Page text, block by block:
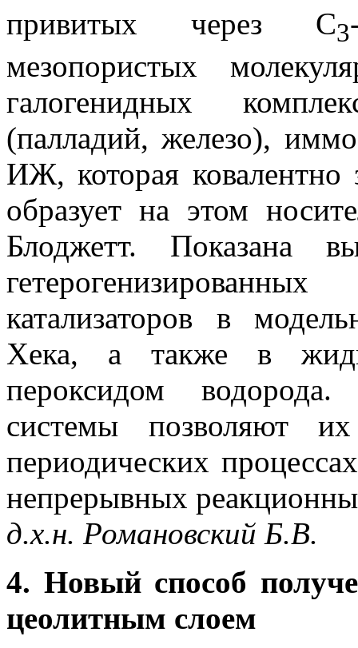
привитых через C3
мезопористых
галогенидных
(палладий, железо),
ИЖ, которая
образует на этом
Блоджетт. Показана
катализаторов в
Хека, а также в
пероксидом водорода.
системы позволяют
периодических
непрерывных
д.х.н. Романовский Б.В.
4. Новый способ
цеолитным слоем